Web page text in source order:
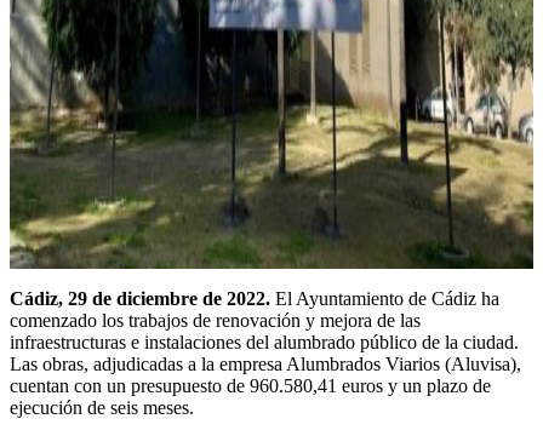
Cádiz, 29 de diciembre de 2022. El Ayuntamiento de Cádiz ha
comenzado los trabajos de renovación y mejora de las
infraestructuras e instalaciones del alumbrado público de la ciudad.
Las obras, adjudicadas a la empresa Alumbrados Viarios (Aluvisa),
cuentan con un presupuesto de 960.580,41 euros y un plazo de
ejecución de seis meses.